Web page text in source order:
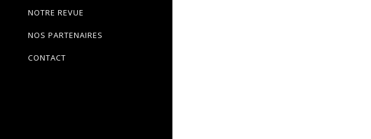
NOTRE REVUE
NOS PARTENAIRES
CONTACT